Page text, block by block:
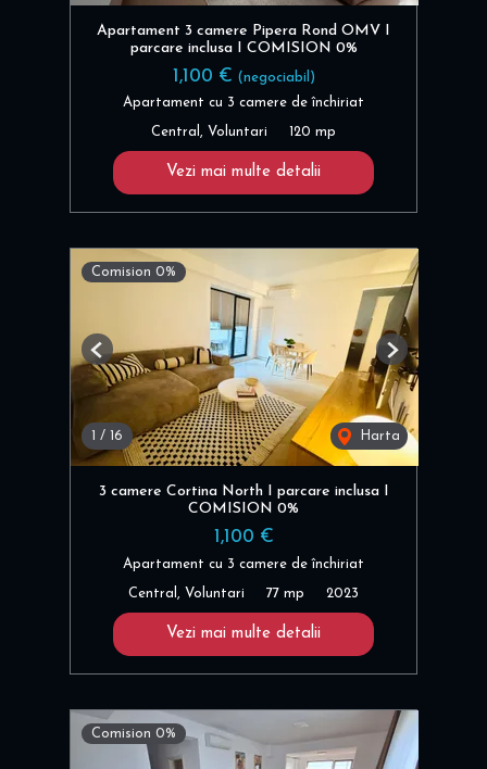
Apartament 3 camere Pipera Rond OMV I
parcare inclusa I COMISION 0%
1,100 € (negociabil)
Apartament cu 3 camere de închiriat
Central, Voluntari 120 mp
Vezi mai multe detalii
Comision 0%
/ 16 Harta
Previous Next
3 camere Cortina North I parcare inclusa I
COMISION 0%
1,100 €
Apartament cu 3 camere de închiriat
Central, Voluntari 77 mp 2023
Vezi mai multe detalii
Comision 0%